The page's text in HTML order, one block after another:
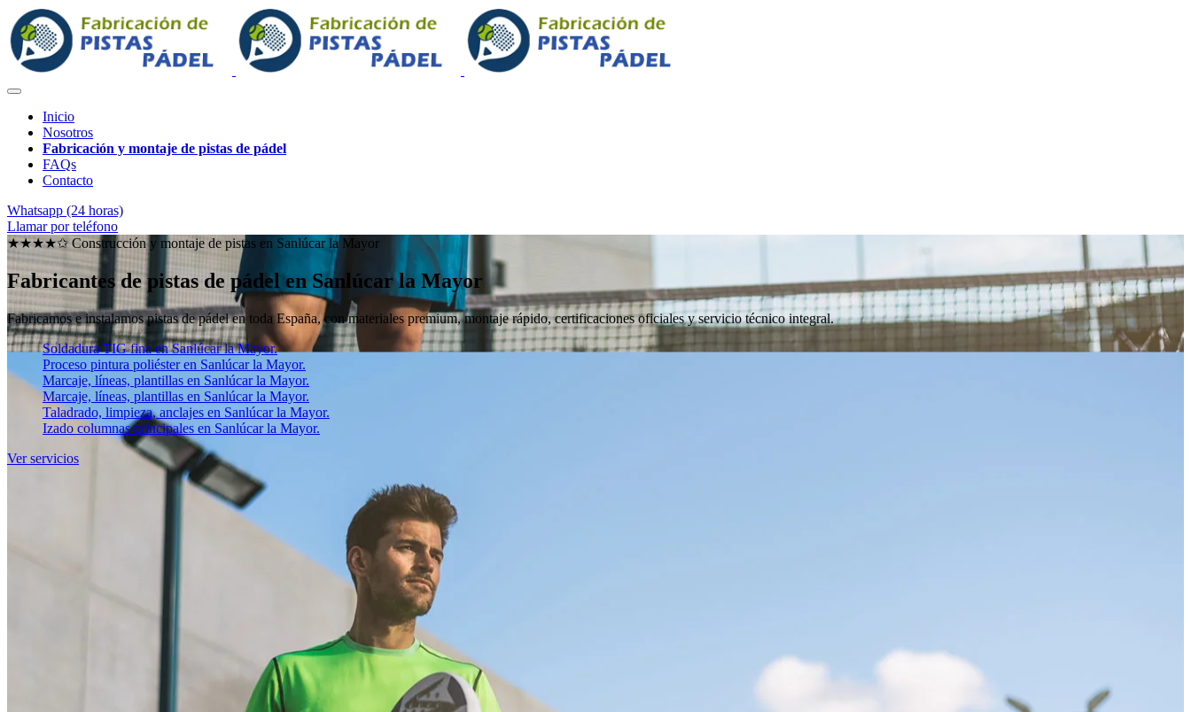
Inicio
Nosotros
Fabricación y montaje de pistas de pádel
FAQs
Contacto
Whatsapp (24 horas)
Llamar por teléfono
★★★★✩ Construcción y montaje de pistas en Sanlúcar la Mayor
Fabricantes de pistas de pádel en Sanlúcar la Mayor
Fabricamos e instalamos pistas de pádel en toda España, con materiales premium, montaje rápido, certificaciones oficiales y servicio técnico integral.
Soldadura TIG fina en Sanlúcar la Mayor.
Proceso pintura poliéster en Sanlúcar la Mayor.
Marcaje, líneas, plantillas en Sanlúcar la Mayor.
Marcaje, líneas, plantillas en Sanlúcar la Mayor.
Taladrado, limpieza, anclajes en Sanlúcar la Mayor.
Izado columnas principales en Sanlúcar la Mayor.
Ver servicios